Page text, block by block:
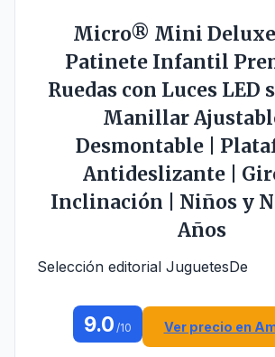
Micro® Mini Deluxe
Patinete Infantil
Ruedas con Luces LED
Manillar
Desmontable |
Antideslizante |
Inclinación | Niños y
Años
Selección editorial JuguetesDe
9.0 /10 Ver precio en